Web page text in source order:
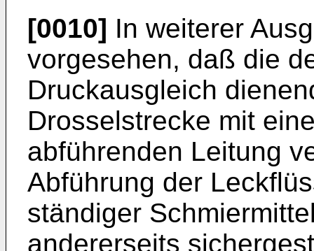
[0010] In weiterer
vorgesehen, daß die
Druckausgleich
Drosselstrecke mit
abführenden Leitung
Abführung der
ständiger
andererseits